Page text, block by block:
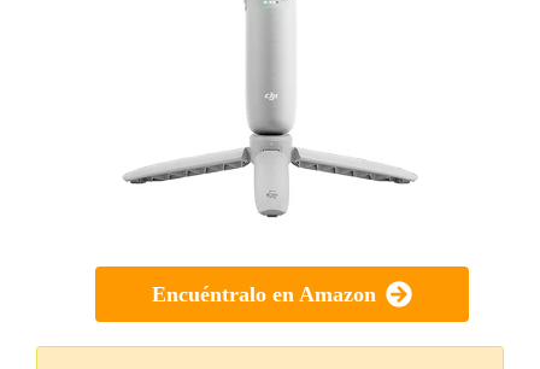
Encuéntralo en Amazon